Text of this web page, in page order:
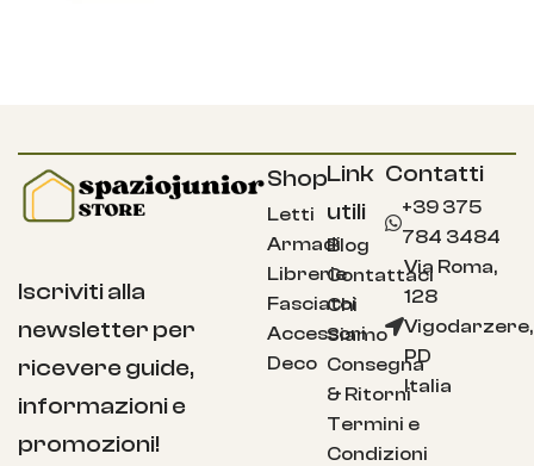
Iscriviti alla
newsletter per
ricevere guide,
informazioni e
promozioni!
Shop
Letti
Armadi
Librerie
Fasciatoi
Accessori
Deco
Link
utili
Blog
Contattaci
Chi
Siamo
Consegna
& Ritorni
Termini e
Condizioni
Contatti
+39 375
784 3484
Via Roma,
128
Vigodarzere,
PD
Italia